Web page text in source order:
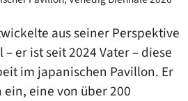
aus seiner Perspektive
er ist seit 2024 Vater – diese
im japanischen Pavillon. Er
eine von über 200